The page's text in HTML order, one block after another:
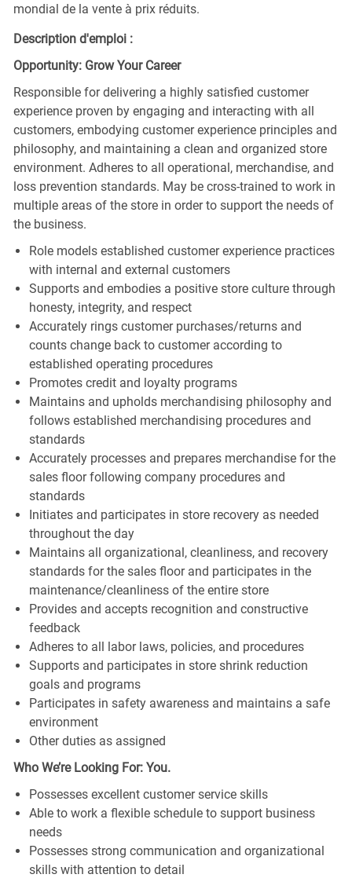
mondial de la vente à prix réduits.
Description d'emploi :
Opportunity: Grow Your Career
Responsible for delivering a highly satisfied customer
experience proven by engaging and interacting with all
customers, embodying customer experience principles and
philosophy, and maintaining a clean and organized store
environment. Adheres to all operational, merchandise, and
loss prevention standards. May be cross-trained to work in
multiple areas of the store in order to support the needs of
the business.
Role models established customer experience practices
with internal and external customers
Supports and embodies a positive store culture through
honesty, integrity, and respect
Accurately rings customer purchases/returns and
counts change back to customer according to
established operating procedures
Promotes credit and loyalty programs
Maintains and upholds merchandising philosophy and
follows established merchandising procedures and
standards
Accurately processes and prepares merchandise for the
sales floor following company procedures and
standards
Initiates and participates in store recovery as needed
throughout the day
Maintains all organizational, cleanliness, and recovery
standards for the sales floor and participates in the
maintenance/cleanliness of the entire store
Provides and accepts recognition and constructive
feedback
Adheres to all labor laws, policies, and procedures
Supports and participates in store shrink reduction
goals and programs
Participates in safety awareness and maintains a safe
environment
Other duties as assigned
Who We’re Looking For: You.
Possesses excellent customer service skills
Able to work a flexible schedule to support business
needs
Possesses strong communication and organizational
skills with attention to detail